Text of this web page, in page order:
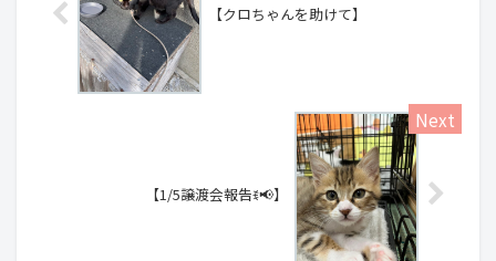
【クロちゃんを助けて】
【1/5譲渡会報告ꉂ📢】